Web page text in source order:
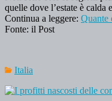
quelle dove l’estate è calda
Continua a leggere: Quante
Fonte: il Post
Italia